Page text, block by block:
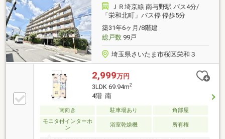
UB、トイレ、フローリング、クロス 等【その他】間
取り変更▼周辺環境・セブンイレブンさいたま下町3
丁目店 徒歩1分(約60m)
ＪＲ埼京線 南与野駅 バス4分/
「栄和北町」バス停 停歩5分
築31年6ヶ月/8階建
総戸数99戸
埼玉県さいたま市桜区栄和３
2,999万円
3LDK 69.94m2
4階 南
南向き 駐車場あり
角部屋
モニタ付インターホ
ン
浴室乾燥機 所有権